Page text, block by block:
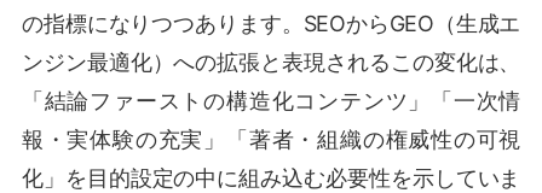
の指標になりつつあります。SEOからGEO（生成エ
ンジン最適化）への拡張と表現されるこの変化は、
「結論ファーストの構造化コンテンツ」「一次情
報・実体験の充実」「著者・組織の権威性の可視
化」を目的設定の中に組み込む必要性を示していま